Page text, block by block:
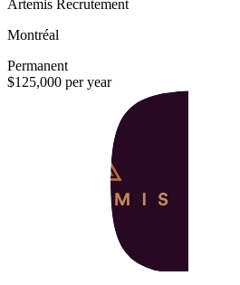
Artemis Recrutement
Montréal
Permanent
$125,000 per year